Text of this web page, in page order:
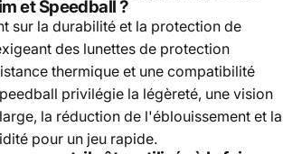
et Speedball ?
sur la durabilité et la protection de
des lunettes de protection
thermique et une compatibilité
privilégie la légèreté, une vision
la réduction de l'éblouissement et la
pour un jeu rapide.